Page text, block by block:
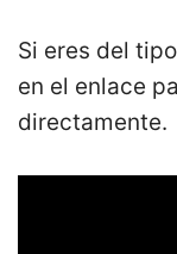
Si eres del
en el enlace
directamente.